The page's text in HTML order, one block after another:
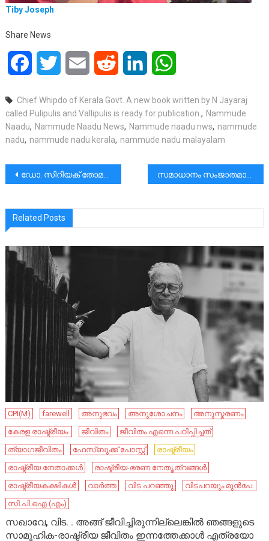
Tiby Joseph
Share News
FacebookTwitter Email Reddit LinkedIn
Chief Whipdo of Kerala Govt. A new book written by N Jayaraj
called Pulipulis and Vallipulis is ready for publication. , Nammude
Naadu, Nammude Naadu News, Nammude naadu nws, nammude
nadu, nammude nadu kerala, nammude nadu malayalam
പോസ്റ്റുകളിലൂടെ
ഡോ. സിറിയക് തോമസ് @80|അനുഗ്രഹ പൂമഴയുടെ എട്ടു പതിറ്റാണ്ടുകള്‍ സമാധാനം സംജാതമാകുന്നതിനുവേണ്ടി പ്രാർഥിക്കാം: കർദിനാൾ മാർ ആലഞ്ചേരി
Related Posts
CPI(M) farewell അനുഭവം അനുശോചനം
അനുസ്മരണം
കേ​രള രാഷ്ട്രീയം ​
ജീവിതം
ജീവിതം എന്നെ പഠിപ്പിച്ചത്
ത്യാഗജീവിതം
ഫേ​സ്ബു​ക്ക് പോ​സ്റ്റ്
രാഷ്ട്രീയം
രാഷ്ട്രീയ നേതാക്കൾ
രാഷ്ട്രീയ-ഭരണ നേതൃത്വങ്ങൾ
രാഷ്ട്രീയകക്ഷികൾ
വാർത്ത വിട പറഞ്ഞു
വിടപറയും മുൻപേ.
സി.പി.ഐ (എം)
സഖാവേ, വിട. . അങ്ങ് ജീവിച്ചിരുന്നില്ലെങ്കിൽ ഞങ്ങളുടെ
സാമൂഹിക-രാഷ്ട്രീയ ജീവിതം ഇന്നത്തേക്കാൾ എത്രയോ